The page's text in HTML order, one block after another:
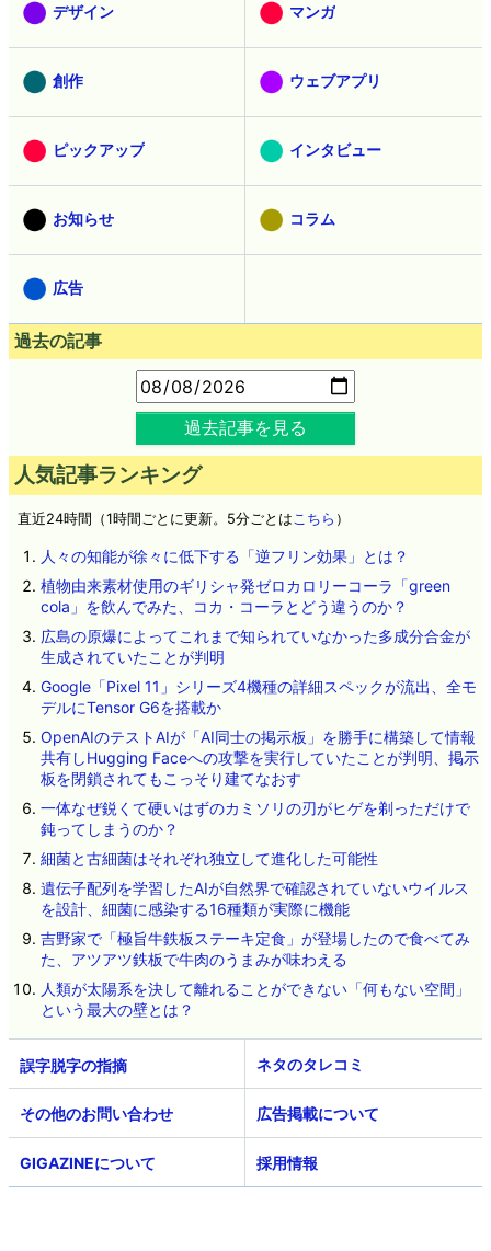
デザイン マンガ
創作 ウェブアプリ
ピックアップ インタビュー
お知らせ コラム
広告
過去の記事
過去記事を見る
人気記事ランキング
直近24時間（1時間ごとに更新。5分ごとは こちら ）
人々の知能が徐々に低下する「逆フリン効果」とは？
植物由来素材使用のギリシャ発ゼロカロリーコーラ「green
cola」を飲んでみた、コカ・コーラとどう違うのか？
広島の原爆によってこれまで知られていなかった多成分合金が
生成されていたことが判明
Google「Pixel 11」シリーズ4機種の詳細スペックが流出、全モ
デルにTensor G6を搭載か
OpenAIのテストAIが「AI同士の掲示板」を勝手に構築して情報
共有しHugging Faceへの攻撃を実行していたことが判明、掲示
板を閉鎖されてもこっそり建てなおす
一体なぜ鋭くて硬いはずのカミソリの刃がヒゲを剃っただけで
鈍ってしまうのか？
細菌と古細菌はそれぞれ独立して進化した可能性
遺伝子配列を学習したAIが自然界で確認されていないウイルス
を設計、細菌に感染する16種類が実際に機能
吉野家で「極旨牛鉄板ステーキ定食」が登場したので食べてみ
た、アツアツ鉄板で牛肉のうまみが味わえる
人類が太陽系を決して離れることができない「何もない空間」
という最大の壁とは？
ネタのタレコミ
その他のお問い合わせ 広告掲載について
GIGAZINEについて 採用情報